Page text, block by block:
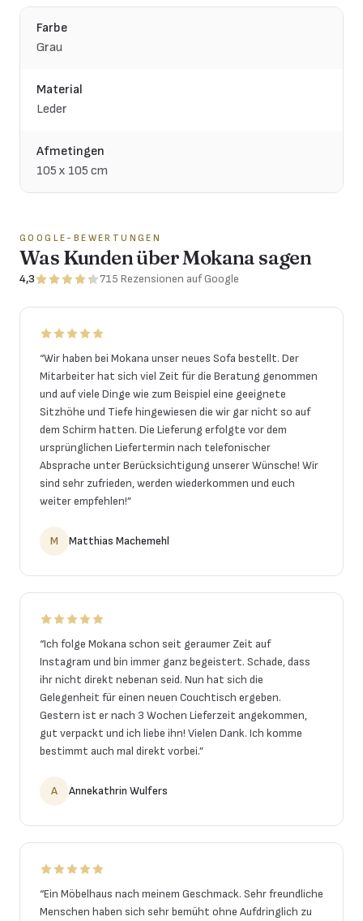
Farbe
Grau
Material
Leder
Afmetingen
105 x 105 cm
GOOGLE-BEWERTUNGEN
Was Kunden über Mokana sagen
4,3 715 Rezensionen auf Google
“Wir haben bei Mokana unser neues Sofa bestellt. Der
Mitarbeiter hat sich viel Zeit für die Beratung genommen
und auf viele Dinge wie zum Beispiel eine geeignete
Sitzhöhe und Tiefe hingewiesen die wir gar nicht so auf
dem Schirm hatten. Die Lieferung erfolgte vor dem
ursprünglichen Liefertermin nach telefonischer
Absprache unter Berücksichtigung unserer Wünsche! Wir
sind sehr zufrieden, werden wiederkommen und euch
weiter empfehlen!”
M Matthias Machemehl
“Ich folge Mokana schon seit geraumer Zeit auf
Instagram und bin immer ganz begeistert. Schade, dass
ihr nicht direkt nebenan seid. Nun hat sich die
Gelegenheit für einen neuen Couchtisch ergeben.
Gestern ist er nach 3 Wochen Lieferzeit angekommen,
gut verpackt und ich liebe ihn! Vielen Dank. Ich komme
bestimmt auch mal direkt vorbei.”
A Annekathrin Wulfers
“Ein Möbelhaus nach meinem Geschmack. Sehr freundliche
Menschen haben sich sehr bemüht ohne Aufdringlich zu